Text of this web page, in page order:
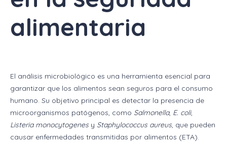
alimentaria
El análisis microbiológico es una herramienta esencial para
garantizar que los alimentos sean seguros para el consumo
humano. Su objetivo principal es detectar la presencia de
microorganismos patógenos, como Salmonella, E. coli,
Listeria monocytogenesy Staphylococcus aureus, que pueden
causar enfermedades transmitidas por alimentos (ETA).